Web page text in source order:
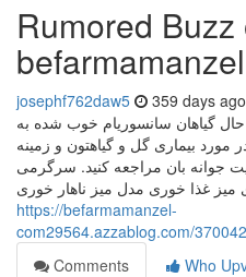
Rumored Buzz
josephf762daw5 359 days ago
حال گیاهان سانسوریام خوب شده به
مورد بیماری گل و گیاهتون و زمینه
جوانه بان مراجعه کنید. سرگرمی
میز غذا خوری مدل میز ناهار خوری
https://befarmamanzel-
com29564.azzablog.com/
Comments
Who